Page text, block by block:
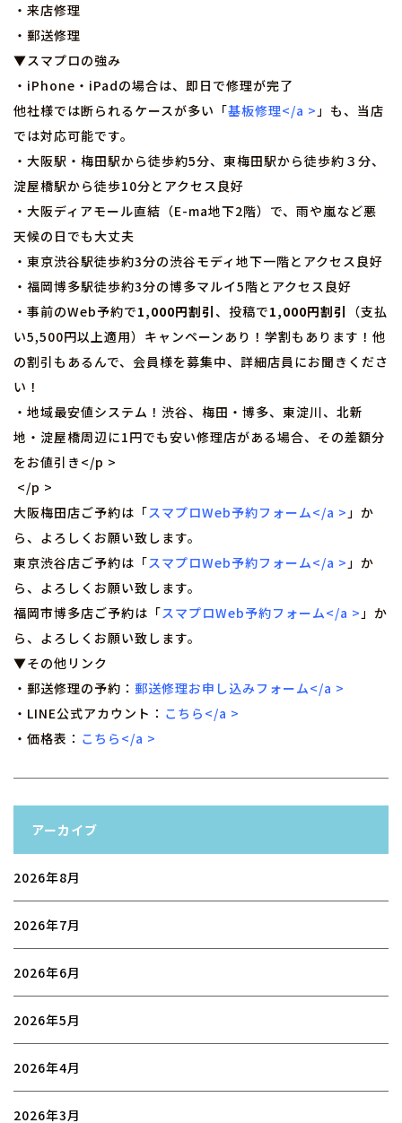
・来店修理
・郵送修理
▼スマプロの強み
・iPhone・iPadの場合は、即日で修理が完了
他社様では断られるケースが多い「基板修理</a >」も、当店
では対応可能です。
・大阪駅・梅田駅から徒歩約5分、東梅田駅から徒歩約３分、
淀屋橋駅から徒歩10分とアクセス良好
・大阪ディアモール直結（E-ma地下2階）で、雨や嵐など悪
天候の日でも大丈夫
・東京渋谷駅徒歩約3分の渋谷モディ地下一階とアクセス良好
・福岡博多駅徒歩約3分の博多マルイ5階とアクセス良好
・事前のWeb予約で1,000円割引、投稿で1,000円割引 （支払
い5,500円以上適用）キャンペーンあり！学割もあります！他
の割引もあるんで、会員様を募集中、詳細店員にお聞きくださ
い！
・地域最安値システム！渋谷、梅田・博多、東淀川、北新
地・淀屋橋周辺に1円でも安い修理店がある場合、その差額分
をお値引き</p >
</p >
大阪梅田店ご予約は「スマプロWeb予約フォーム</a >」か
ら、よろしくお願い致します。
東京渋谷店ご予約は「スマプロWeb予約フォーム</a >」か
ら、よろしくお願い致します。
福岡市博多店ご予約は「スマプロWeb予約フォーム</a >」か
ら、よろしくお願い致します。
▼その他リンク
・郵送修理の予約： 郵送修理お申し込みフォーム</a >
・LINE公式アカウント： こちら</a >
・価格表： こちら</a >
アーカイブ
2026年8月
2026年7月
2026年6月
2026年5月
2026年4月
2026年3月